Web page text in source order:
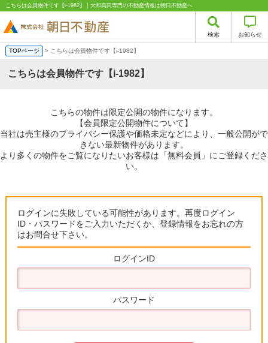
こちらは会員物件です【i-1982】｜大和高田専門の不動産情報は朝日不動産へ
検索 お知らせ
TOPページ > こちらは会員物件です【i-1982】
こちらは会員物件です【i-1982】
こちらの物件は限定公開の物件になります。
【会員限定公開物件について】
当社は売主様のプライバシー保護や価格未定などにより、一般公開がで
きない最新物件があります。
より多くの物件をご覧になりたいお客様は「無料会員」にご登録くださ
い。
ログインに失敗している可能性があります。再度ログイン
ID・パスワードをご入力いただくか、登録情報をお忘れの方
はお問合せ下さい。
ログインID
パスワード